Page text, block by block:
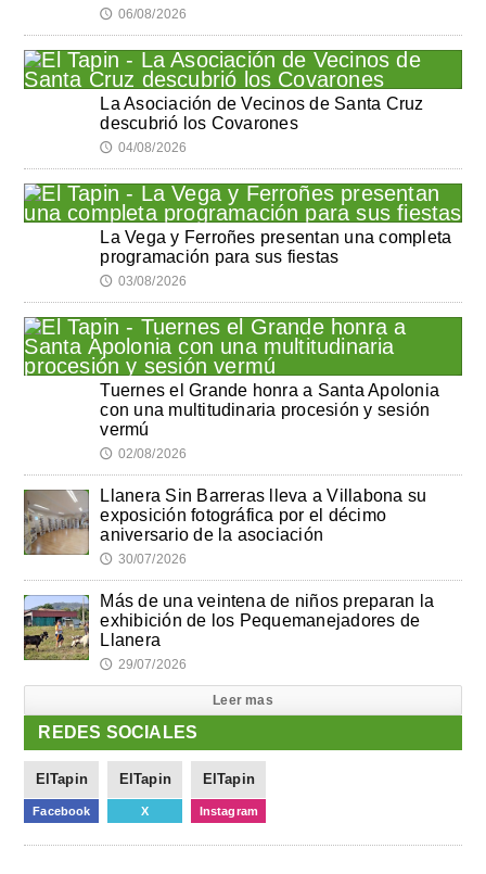
🕔 06/08/2026
La Asociación de Vecinos de Santa Cruz
descubrió los Covarones
🕔 04/08/2026
La Vega y Ferroñes presentan una completa
programación para sus fiestas
🕔 03/08/2026
Tuernes el Grande honra a Santa Apolonia
con una multitudinaria procesión y sesión
vermú
🕔 02/08/2026
Llanera Sin Barreras lleva a Villabona su
exposición fotográfica por el décimo
aniversario de la asociación
🕔 30/07/2026
Más de una veintena de niños preparan la
exhibición de los Pequemanejadores de
Llanera
🕔 29/07/2026
Leer mas
REDES SOCIALES
ElTapin
Facebook
ElTapin
X
ElTapin
Instagram